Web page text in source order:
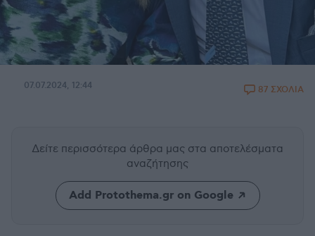
07.07.2024, 12:44 87 ΣΧΟΛΙΑ
Δείτε περισσότερα άρθρα μας στα αποτελέσματα
αναζήτησης
Add Protothema.gr on Google